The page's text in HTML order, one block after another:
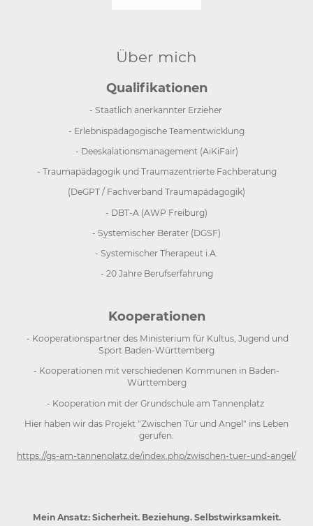
Über mich
Qualifikationen
- Staatlich anerkannter Erzieher
- Erlebnispädagogische Teamentwicklung
- Deeskalationsmanagement (AiKiFair)
- Traumapädagogik und Traumazentrierte Fachberatung
(DeGPT / Fachverband Traumapädagogik)
- DBT-A (AWP Freiburg)
- Systemischer Berater (DGSF)
- Systemischer Therapeut i.A.
- 20 Jahre Berufserfahrung
Kooperationen
- Kooperationspartner ​des Ministerium für Kultus, Jugend und
Sport Baden-Württemberg
- Kooperationen mit verschiedenen Kommunen in Baden-
Württemberg
- Kooperation mit der Grundschule am Tannenplatz
Hier haben wir das Projekt "Zwischen Tür und Angel" ins Leben
gerufen.
https://gs-am-tannenplatz.de/index.php/zwischen-tuer-und-angel/
Mein Ansatz: Sicherheit. Beziehung. Selbstwirksamkeit.